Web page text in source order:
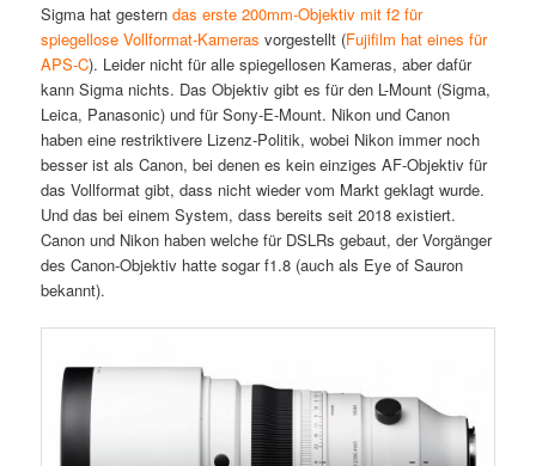
Sigma hat gesterndas erste 200mm-Objektiv mit f2 für
spiegellose Vollformat-Kameras vorgestellt (Fujifilm hat eines für
APS-C). Leider nicht für alle spiegellosen Kameras, aber dafür
kann Sigma nichts. Das Objektiv gibt es für den L-Mount (Sigma,
Leica, Panasonic) und für Sony-E-Mount. Nikon und Canon
haben eine restriktivere Lizenz-Politik, wobei Nikon immer noch
besser ist als Canon, bei denen es kein einziges AF-Objektiv für
das Vollformat gibt, dass nicht wieder vom Markt geklagt wurde.
Und das bei einem System, dass bereits seit 2018 existiert.
Canon und Nikon haben welche für DSLRs gebaut, der Vorgänger
des Canon-Objektiv hatte sogar f1.8 (auch als Eye of Sauron
bekannt).